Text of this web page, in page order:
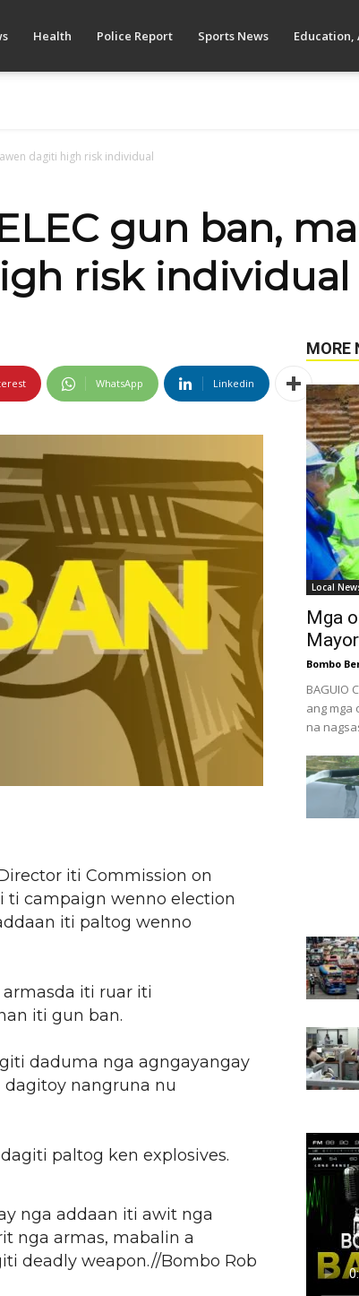
Health Police Report Sports News Education,
dagiti high risk individual
gun ban,
risk individual
WhatsApp Linkedin
iti Commission on
ti campaign wenno election
iti paltog wenno
iti ruar iti
iti gun ban.
daduma nga agngayangay
nangruna nu
paltog ken explosives.
nga addaan iti awit nga
nga armas, mabalin a
deadly weapon.//Bombo Rob
MORE
Local
Mga
Bombo
BAGUIO
ang mga
na